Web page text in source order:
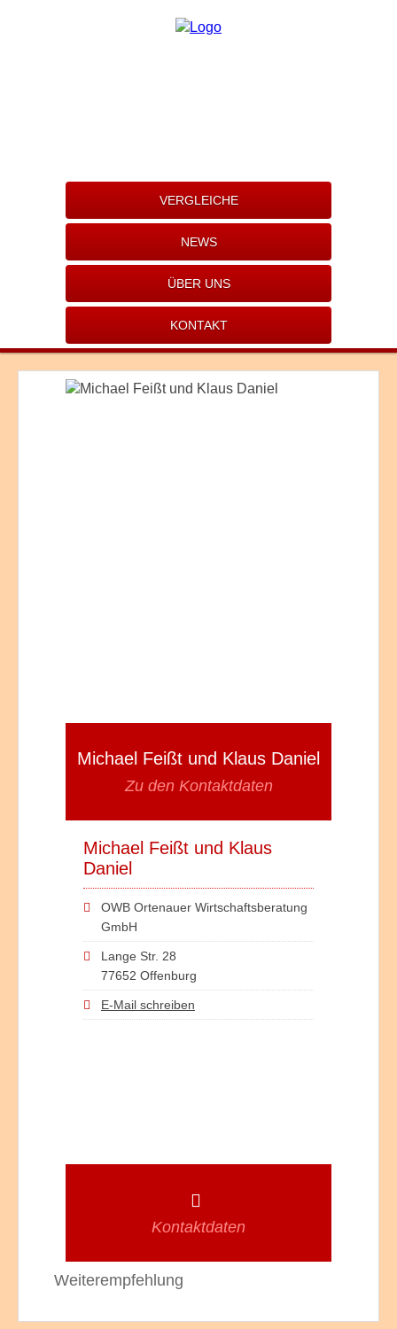
VERGLEICHE
NEWS
ÜBER UNS
KONTAKT
Michael Feißt und Klaus Daniel
Zu den Kontaktdaten
Michael Feißt und Klaus
Daniel
OWB Ortenauer Wirtschaftsberatung
GmbH
Lange Str. 28
77652 Offenburg
E-Mail schreiben
Kontaktdaten
Weiterempfehlung